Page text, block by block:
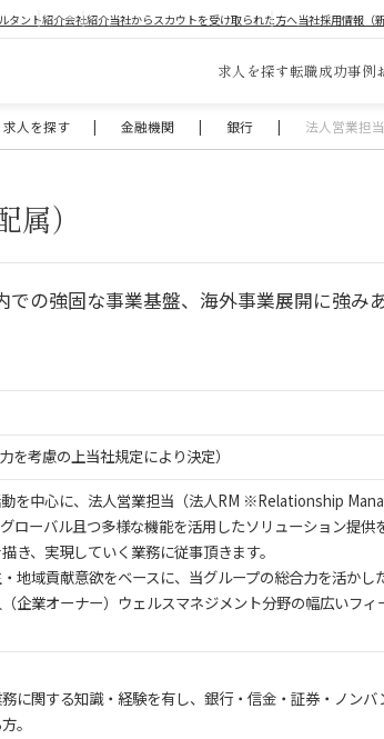
タント紹介会社紹介当社からスカウトを受け取られた方へ当社採用情報（
求人を探す転職成功事例
求人を探す | 金融機関 | 銀行 | 法人営業担
）
の強固な事業基盤、海外事業展開に強み
を考慮の上当社規定により決定）
を中心に、法人営業担当（法人RM ※Relationship
ローバル且つ多様な機能を活用したソリューション提供
き、実現していく業務に従事頂きます。
地域貢献意欲をベースに、当グループの総合力を活かし
企業オーナー）ウェルスマネジメント分野の幅広いフィ
に関する知識・経験を有し、銀行・信金・証券・ノン
。